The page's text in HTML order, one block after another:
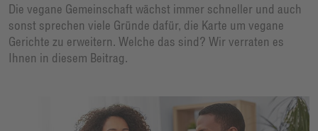
Die vegane Gemeinschaft wächst immer schneller und auch
sonst sprechen viele Gründe dafür, die Karte um vegane
Gerichte zu erweitern. Welche das sind? Wir verraten es
Ihnen in diesem Beitrag.